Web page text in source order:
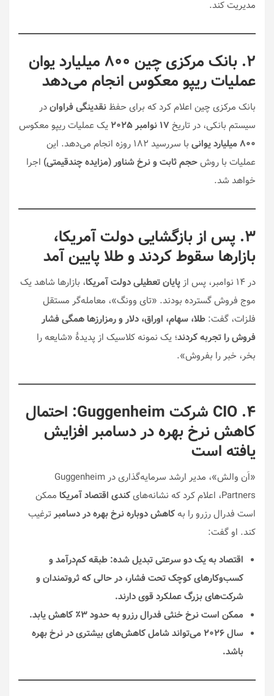
مدیریت کند.
۲. بانک مرکزی چین ۸۰۰ میلیارد یوان
عملیات ریپو معکوس انجام می‌دهد
بانک مرکزی چین اعلام کرد که برای حفظنقدینگی فراواندر
سیستم بانکی، در تاریخ ۱۷ نوامبر ۲۰۲۵
یک عملیات ریپو معکوس
۸۰۰ میلیارد یوانی
با سررسید ۱۸۲ روزه انجام می‌دهد. این
عملیات با روشحجم ثابت و نرخ شناور (مزایده چندقیمتی) اجرا
خواهد شد.
۳. پس از بازگشایی دولت آمریکا،
بازارها سقوط کردند و طلا پایین آمد
در ۱۴ نوامبر، پس از پایان تعطیلی دولت آمریکا، بازارها شاهد یک
موج فروش گسترده بودند. «تای وونگ»، معامله‌گر مستقل
فلزات، گفت: طلا، سهام، اوراق، دلار و رمزارزها همگی فشار
فروش را تجربه کردند؛ یک نمونه کلاسیک از پدیدهٔ «شایعه را
بخر، خبر را بفروش».
۴. CIO شرکت Guggenheim: احتمال
کاهش نرخ بهره در دسامبر افزایش
یافته است
«اَن والش»، مدیر ارشد سرمایه‌گذاری در Guggenheim
Partners، اعلام کرد که نشانه‌های
کندی اقتصاد آمریکا ممکن
است فدرال رزرو را به کاهش دوباره نرخ بهره در دسامبرترغیب
کند. او گفت:
اقتصاد به یک دو سرعتی تبدیل شده: طبقه کم‌درآمد و
کسب‌وکارهای کوچک تحت فشار، در حالی که ثروتمندان و
شرکت‌های بزرگ عملکرد قوی دارند.
ممکن است نرخ خنثی فدرال رزرو به حدود ۳٪ کاهش یابد.
سال ۲۰۲۶ می‌تواند شامل کاهش‌های بیشتری در نرخ بهره
باشد.